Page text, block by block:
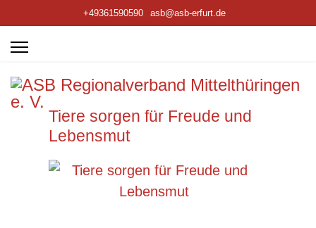
+49361590590 asb@asb-erfurt.de
Tiere sorgen für Freude und
Lebensmut